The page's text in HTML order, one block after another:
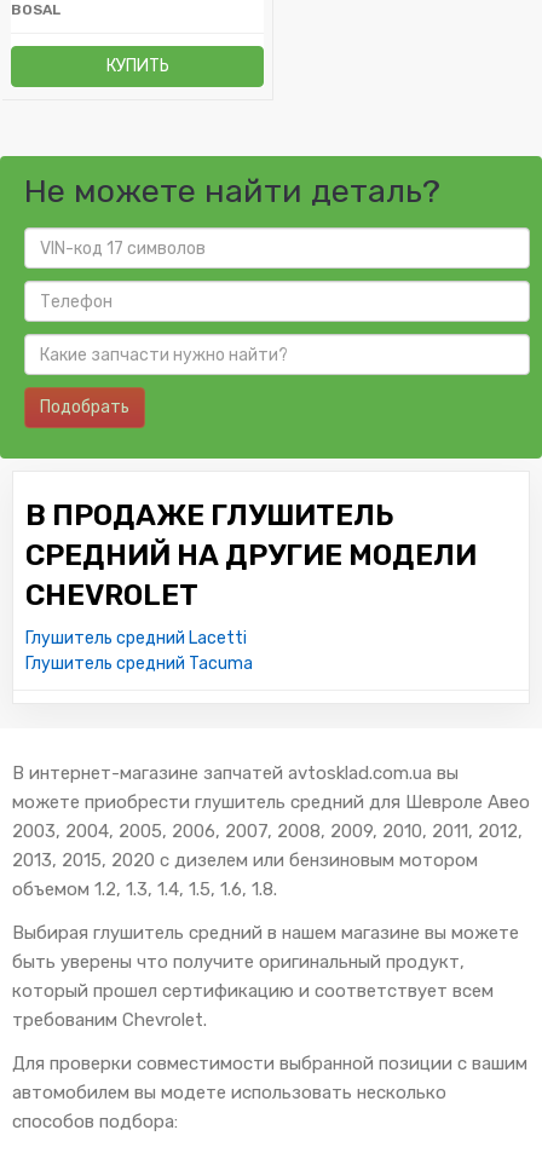
BOSAL
КУПИТЬ
Не можете найти деталь?
Подобрать
В ПРОДАЖЕ ГЛУШИТЕЛЬ
СРЕДНИЙ НА ДРУГИЕ МОДЕЛИ
CHEVROLET
Глушитель средний Lacetti
Глушитель средний Tacuma
В интернет-магазине запчатей avtosklad.com.ua вы
можете приобрести глушитель средний для Шевроле Авео
2003, 2004, 2005, 2006, 2007, 2008, 2009, 2010, 2011, 2012,
2013, 2015, 2020 с дизелем или бензиновым мотором
объемом 1.2, 1.3, 1.4, 1.5, 1.6, 1.8.
Выбирая глушитель средний в нашем магазине вы можете
быть уверены что получите оригинальный продукт,
который прошел сертификацию и соответствует всем
требованим Chevrolet.
Для проверки совместимости выбранной позиции с вашим
автомобилем вы модете использовать несколько
способов подбора: